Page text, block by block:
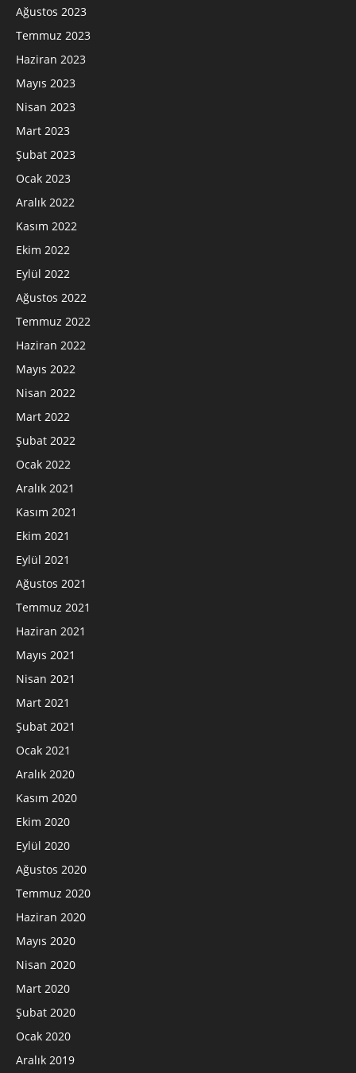
Ağustos 2023
Temmuz 2023
Haziran 2023
Mayıs 2023
Nisan 2023
Mart 2023
Şubat 2023
Ocak 2023
Aralık 2022
Kasım 2022
Ekim 2022
Eylül 2022
Ağustos 2022
Temmuz 2022
Haziran 2022
Mayıs 2022
Nisan 2022
Mart 2022
Şubat 2022
Ocak 2022
Aralık 2021
Kasım 2021
Ekim 2021
Eylül 2021
Ağustos 2021
Temmuz 2021
Haziran 2021
Mayıs 2021
Nisan 2021
Mart 2021
Şubat 2021
Ocak 2021
Aralık 2020
Kasım 2020
Ekim 2020
Eylül 2020
Ağustos 2020
Temmuz 2020
Haziran 2020
Mayıs 2020
Nisan 2020
Mart 2020
Şubat 2020
Ocak 2020
Aralık 2019